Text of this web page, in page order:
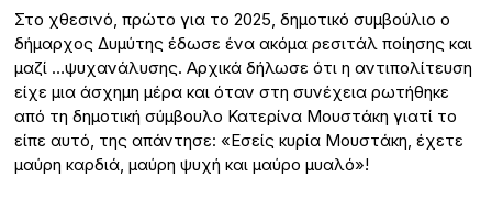
Στο χθεσινό, πρώτο για το 2025, δημοτικό συμβούλιο ο
δήμαρχος Δυμύτης έδωσε ένα ακόμα ρεσιτάλ ποίησης και
μαζί …ψυχανάλυσης. Αρχικά δήλωσε ότι η αντιπολίτευση
είχε μια άσχημη μέρα και όταν στη συνέχεια ρωτήθηκε
από τη δημοτική σύμβουλο Κατερίνα Μουστάκη γιατί το
είπε αυτό, της απάντησε: «Εσείς κυρία Μουστάκη, έχετε
μαύρη καρδιά, μαύρη ψυχή και μαύρο μυαλό»!